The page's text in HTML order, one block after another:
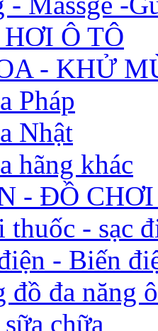
Ô TÔ
- KHỬ
Pháp
Nhật
hãng khác
- ĐỒ
thuốc - sạc
- Biến
đồ đa năng
chữa